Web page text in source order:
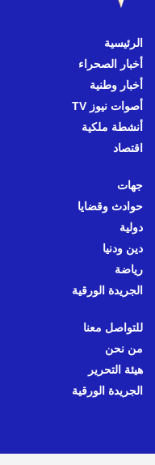
الرئيسية
أخبار الصحراء
أخبار وطنية
أصوات نيوز TV
أنشطة ملكية
اقتصاد
جهات
حوادث وقضايا
دولية
دين ودنيا
رياضة
الجريدة الورقية
للتواصل معنا
من نحن
هيئة التحرير
الجريدة الورقية